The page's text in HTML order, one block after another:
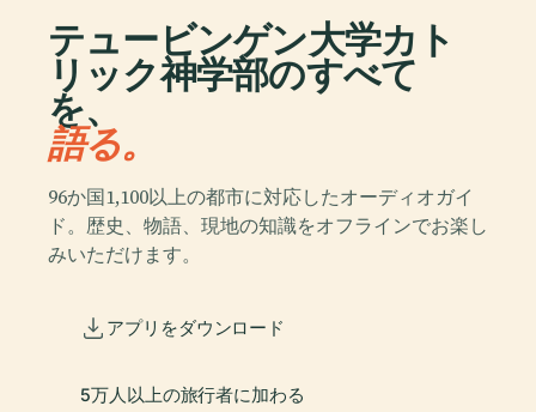
テュービンゲン大学カト
リック神学部のすべて
を、
語る。
96か国1,100以上の都市に対応したオーディオガイ
ド。歴史、物語、現地の知識をオフラインでお楽し
みいただけます。
アプリをダウンロード
5万人以上の旅行者に加わる